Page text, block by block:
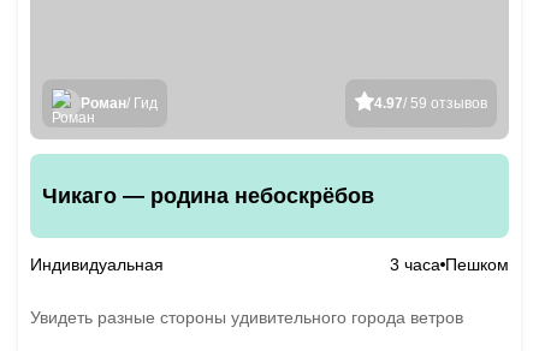
4.97/ 59 отзывов
Роман/ Гид
Чикаго — родина небоскрёбов
Индивидуальная 3 часа Пешком
Увидеть разные стороны удивительного города ветров